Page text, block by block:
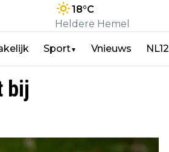
18°C
Heldere Hemel
Sport▼ Vnieuws NL12
bij